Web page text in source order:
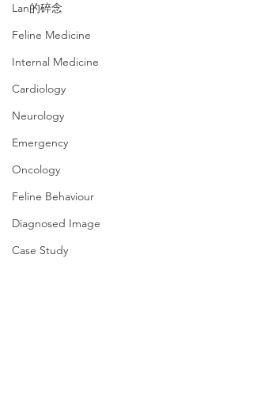
Lan的碎念
Feline Medicine
Internal Medicine
Cardiology
Neurology
Emergency
Oncology
Feline Behaviour
Diagnosed Image
Case Study